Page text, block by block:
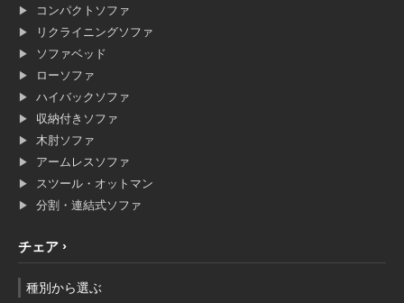
コンパクトソファ
リクライニングソファ
ソファベッド
ローソファ
ハイバックソファ
収納付きソファ
木肘ソファ
アームレスソファ
スツール・オットマン
分割・連結式ソファ
チェア
種別から選ぶ